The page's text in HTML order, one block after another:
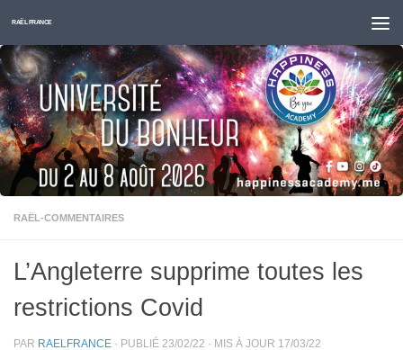
Skip to content
RAËL FRANCE
RAËL-COMMENTAIRES
L’Angleterre supprime toutes les
restrictions Covid
PAR RAELFRANCE · PUBLIÉ 23/02/22 · MIS À JOUR 17/03/22